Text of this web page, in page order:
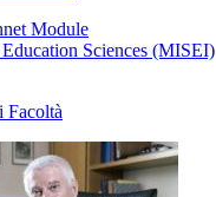
Module
Sciences (MISEI)
Facoltà